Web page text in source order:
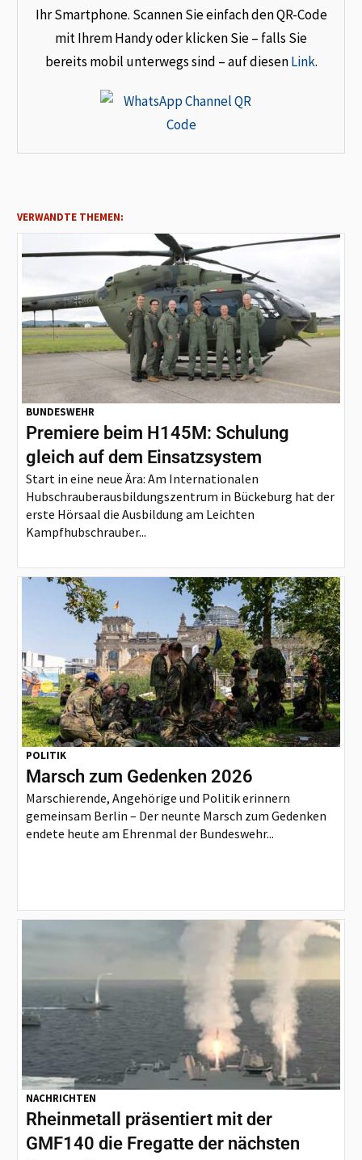
Ihr Smartphone. Scannen Sie einfach den QR-Code
mit Ihrem Handy oder klicken Sie – falls Sie
bereits mobil unterwegs sind – auf diesenLink.
VERWANDTE THEMEN:
BUNDESWEHR
Premiere beim H145M: Schulung
gleich auf dem Einsatzsystem
Start in eine neue Ära: Am Internationalen
Hubschrauberausbildungszentrum in Bückeburg hat der
erste Hörsaal die Ausbildung am Leichten
Kampfhubschrauber...
POLITIK
Marsch zum Gedenken 2026
Marschierende, Angehörige und Politik erinnern
gemeinsam Berlin – Der neunte Marsch zum Gedenken
endete heute am Ehrenmal der Bundeswehr...
NACHRICHTEN
Rheinmetall präsentiert mit der
GMF140 die Fregatte der nächsten